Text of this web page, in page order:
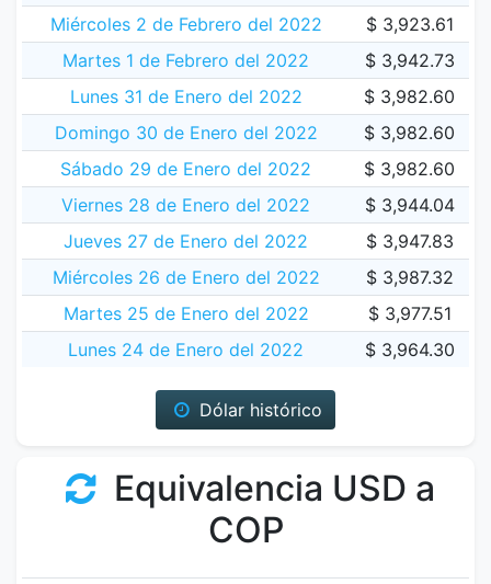
Miércoles 2 de Febrero del 2022
$ 3,923.61
Martes 1 de Febrero del 2022
$ 3,942.73
Lunes 31 de Enero del 2022
$ 3,982.60
Domingo 30 de Enero del 2022
$ 3,982.60
Sábado 29 de Enero del 2022
$ 3,982.60
Viernes 28 de Enero del 2022
$ 3,944.04
Jueves 27 de Enero del 2022
$ 3,947.83
Miércoles 26 de Enero del 2022
$ 3,987.32
Martes 25 de Enero del 2022
$ 3,977.51
Lunes 24 de Enero del 2022
$ 3,964.30
Dólar histórico
Equivalencia USD a
COP